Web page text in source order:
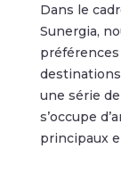
Dans le
Sunergia,
une série
s’occupe
principaux